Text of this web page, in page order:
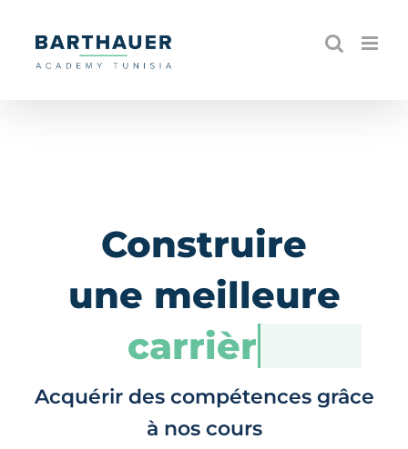
content
Construire
une meilleure
carrière
Acquérir des compétences grâce
à nos cours